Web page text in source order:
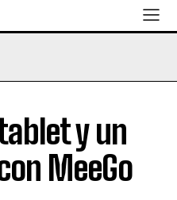
y un
MeeGo